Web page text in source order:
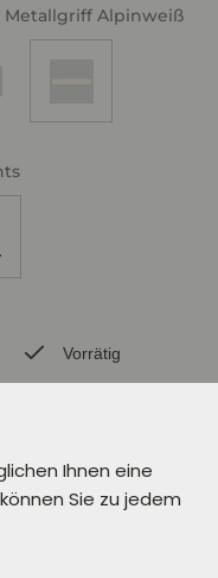
Ihnen eine
Sie zu jedem
Metallgriff Alpinweiß
Vorrätig
in Verl innerhalb von 24
abschließen" deine